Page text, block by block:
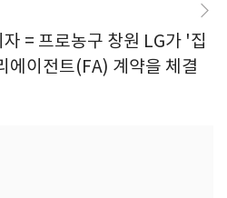
= 프로농구 창원 LG가 '집
이전트(FA) 계약을 체결